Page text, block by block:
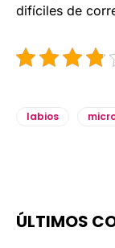
difíciles de
labios
ÚLTIMOS